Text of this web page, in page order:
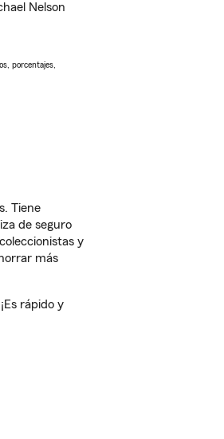
Nelson
porcentajes,
Tiene
de seguro
y
más
rápido y